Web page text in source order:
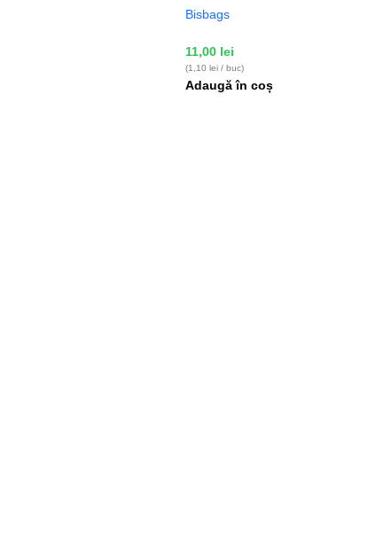
Bisbags
11,00 lei
(1,10 lei / buc)
Adaugă în coș